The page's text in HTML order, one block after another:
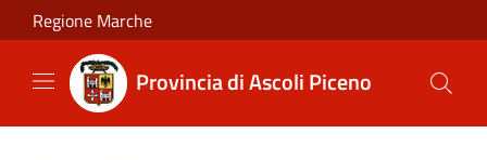
Salta al contenuto principale
Regione Marche
Provincia di Ascoli Piceno